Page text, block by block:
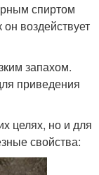
спиртом
воздействует
запахом.
приведения
целях, но и для
свойства: